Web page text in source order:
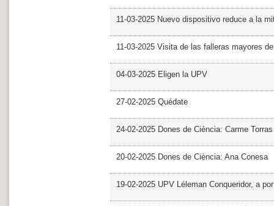
11-03-2025 Nuevo dispositivo reduce a la
11-03-2025 Visita de las falleras mayores
04-03-2025 Eligen la UPV
27-02-2025 Quédate
24-02-2025 Dones de Ciència: Carme Torras
20-02-2025 Dones de Ciència: Ana Conesa
19-02-2025 UPV Léleman Conqueridor, a